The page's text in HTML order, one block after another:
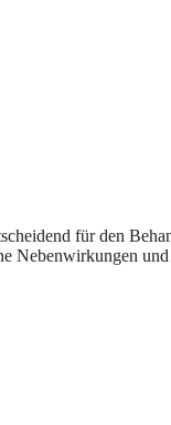
für den
Nebenwirkungen